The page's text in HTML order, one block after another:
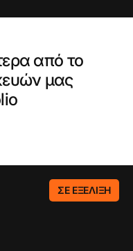
από το
μας
ΣΕ ΕΞΈΛΙΞΗ